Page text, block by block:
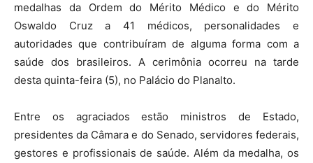
medalhas da Ordem do Mérito Médico e do Mérito
Oswaldo Cruz a 41 médicos, personalidades e
autoridades que contribuíram de alguma forma com a
saúde dos brasileiros. A cerimônia ocorreu na tarde
desta quinta-feira (5), no Palácio do Planalto.
Entre os agraciados estão ministros de Estado,
presidentes da Câmara e do Senado, servidores federais,
gestores e profissionais de saúde. Além da medalha, os